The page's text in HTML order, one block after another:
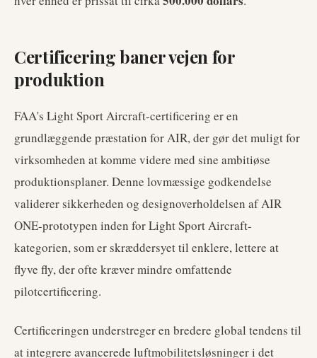
Certificering baner vejen for
produktion
FAA's Light Sport Aircraft-certificering er en
grundlæggende præstation for AIR, der gør det muligt for
virksomheden at komme videre med sine ambitiøse
produktionsplaner. Denne lovmæssige godkendelse
validerer sikkerheden og designoverholdelsen af ​​AIR
ONE-prototypen inden for Light Sport Aircraft-
kategorien, som er skræddersyet til enklere, lettere at
flyve fly, der ofte kræver mindre omfattende
pilotcertificering.
Certificeringen understreger en bredere global tendens til
at integrere avancerede luftmobilitetsløsninger i det